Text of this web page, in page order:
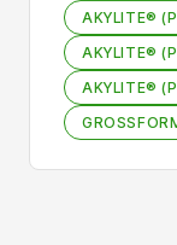
AKYLITE®
AKYLITE®
AKYLITE®
Bildergalerie